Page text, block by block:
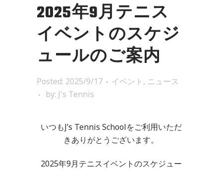
2025年9月テニス
イベントのスケジ
ュールのご案内
Posted: 2025/9/17 イベント , ニュース
by: J's Tennis
いつもJ’s Tennis Schoolをご利用いただ
きありがとうございます。
2025年9月テニスイベントのスケジュー